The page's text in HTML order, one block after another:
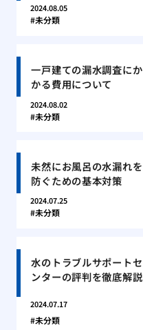
2024.08.05
未分類
一戸建ての漏水調査にか
かる費用について
2024.08.02
未分類
未然にお風呂の水漏れを
防ぐための基本対策
2024.07.25
未分類
水のトラブルサポートセ
ンターの評判を徹底解説
2024.07.17
未分類